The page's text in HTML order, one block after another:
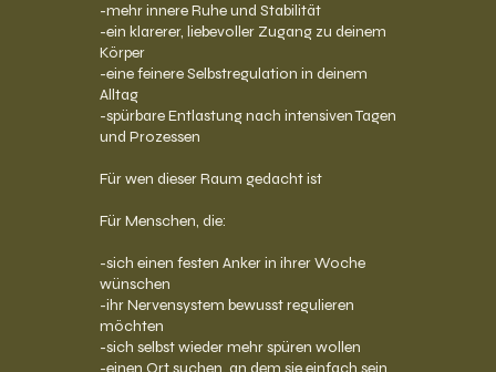
-mehr innere Ruhe und Stabilität
-ein klarerer, liebevoller Zugang zu deinem
Körper
-eine feinere Selbstregulation in deinem
Alltag
-spürbare Entlastung nach intensiven Tagen
und Prozessen
Für wen dieser Raum gedacht ist
Für Menschen, die:
-sich einen festen Anker in ihrer Woche
wünschen
-ihr Nervensystem bewusst regulieren
möchten
-sich selbst wieder mehr spüren wollen
-einen Ort suchen, an dem sie einfach sein